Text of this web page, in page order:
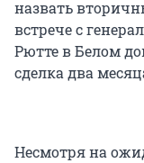
назвать
встрече с
Рютте в Белом
сделка два
Несмотря на